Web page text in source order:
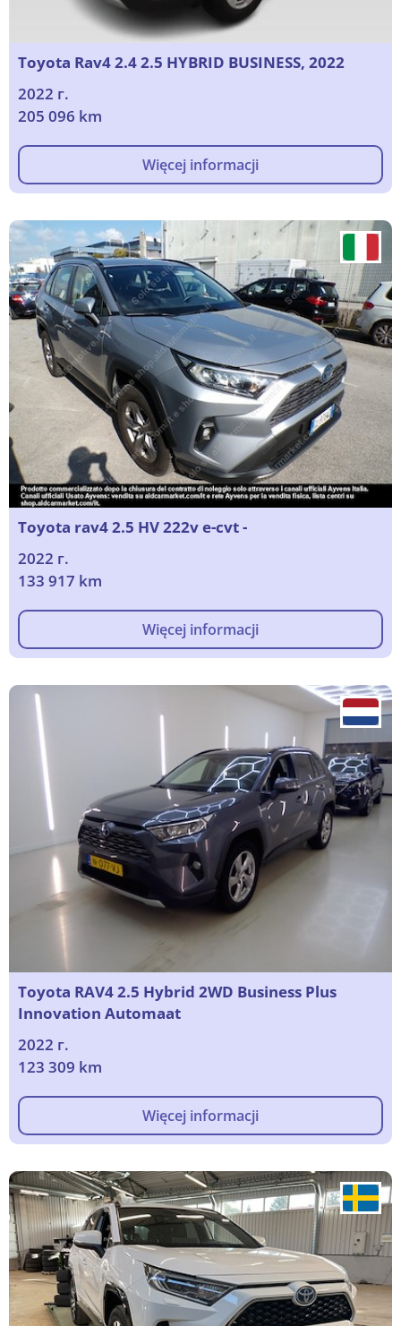
Toyota Rav4 2.4 2.5 HYBRID BUSINESS, 2022
2022 г.
205 096 km
Więcej informacji
Toyota rav4 2.5 HV 222v e-cvt -
2022 г.
133 917 km
Więcej informacji
Toyota RAV4 2.5 Hybrid 2WD Business Plus
Innovation Automaat
2022 г.
123 309 km
Więcej informacji